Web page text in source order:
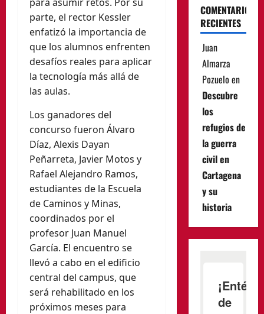
parte, el rector Kessler
enfatizó la importancia de
que los alumnos enfrenten
desafíos reales para aplicar
la tecnología más allá de
las aulas.
Los ganadores del
concurso fueron Álvaro
Díaz, Alexis Dayan
Peñarreta, Javier Motos y
Rafael Alejandro Ramos,
estudiantes de la Escuela
de Caminos y Minas,
coordinados por el
profesor Juan Manuel
García. El encuentro se
llevó a cabo en el edificio
central del campus, que
será rehabilitado en los
próximos meses para
COMENTARIOS
RECIENTES
Juan
Almarza
Pozuelo en
Descubre
los
refugios de
la guerra
civil en
Cartagena
y su
historia